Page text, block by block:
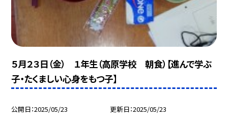
５月２３日（金） １年生（高原学校 朝食）【進んで学ぶ
子・たくましい心身をもつ子】
公開日 2025/05/23 更新日 2025/05/23